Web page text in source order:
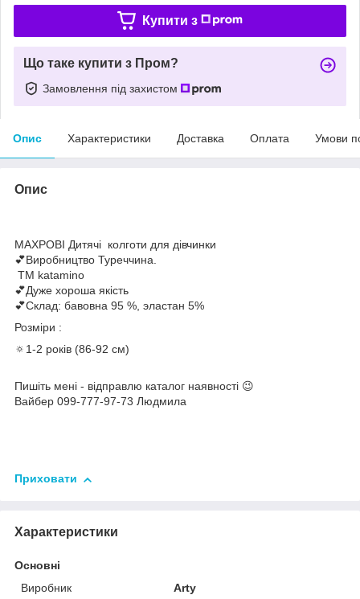
Купити з
Що таке купити з Пром?
Замовлення під захистом
Опис Характеристики Доставка Оплата Умови
Опис
МАХРОВІ Дитячі колготи для дівчинки
💕Виробництво Туреччина.
ТМ katamino
💕Дуже хороша якість
💕Склад: бавовна 95 %, эластан 5%
Розміри :
🔅1-2 років (86-92 см)
Пишіть мені - відправлю каталог наявності 😉
Вайбер 099-777-97-73 Людмила
Приховати
Характеристики
Основні
Виробник
Arty